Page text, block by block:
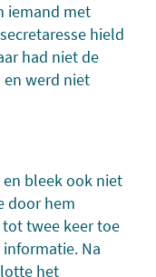
iemand met
hield
had niet de
werd niet
bleek ook niet
door hem
twee keer toe
Na
het